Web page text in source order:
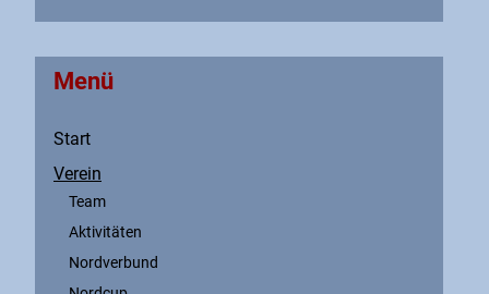
Menü
Start
Verein
Team
Aktivitäten
Nordverbund